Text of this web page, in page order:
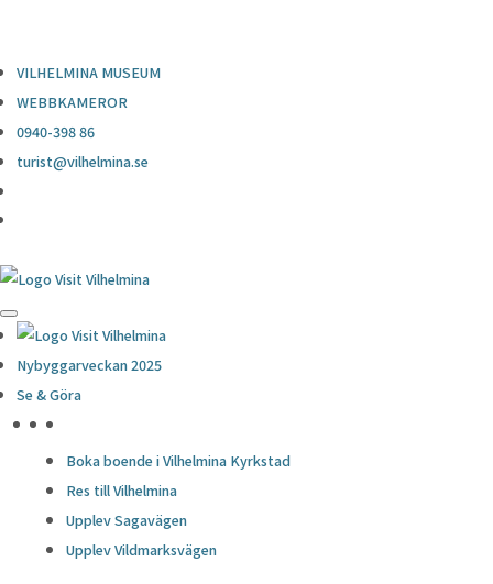
VILHELMINA MUSEUM
WEBBKAMEROR
0940-398 86
turist@vilhelmina.se
Nybyggarveckan 2025
Se & Göra
Boka boende i Vilhelmina Kyrkstad
Res till Vilhelmina
Upplev Sagavägen
Upplev Vildmarksvägen